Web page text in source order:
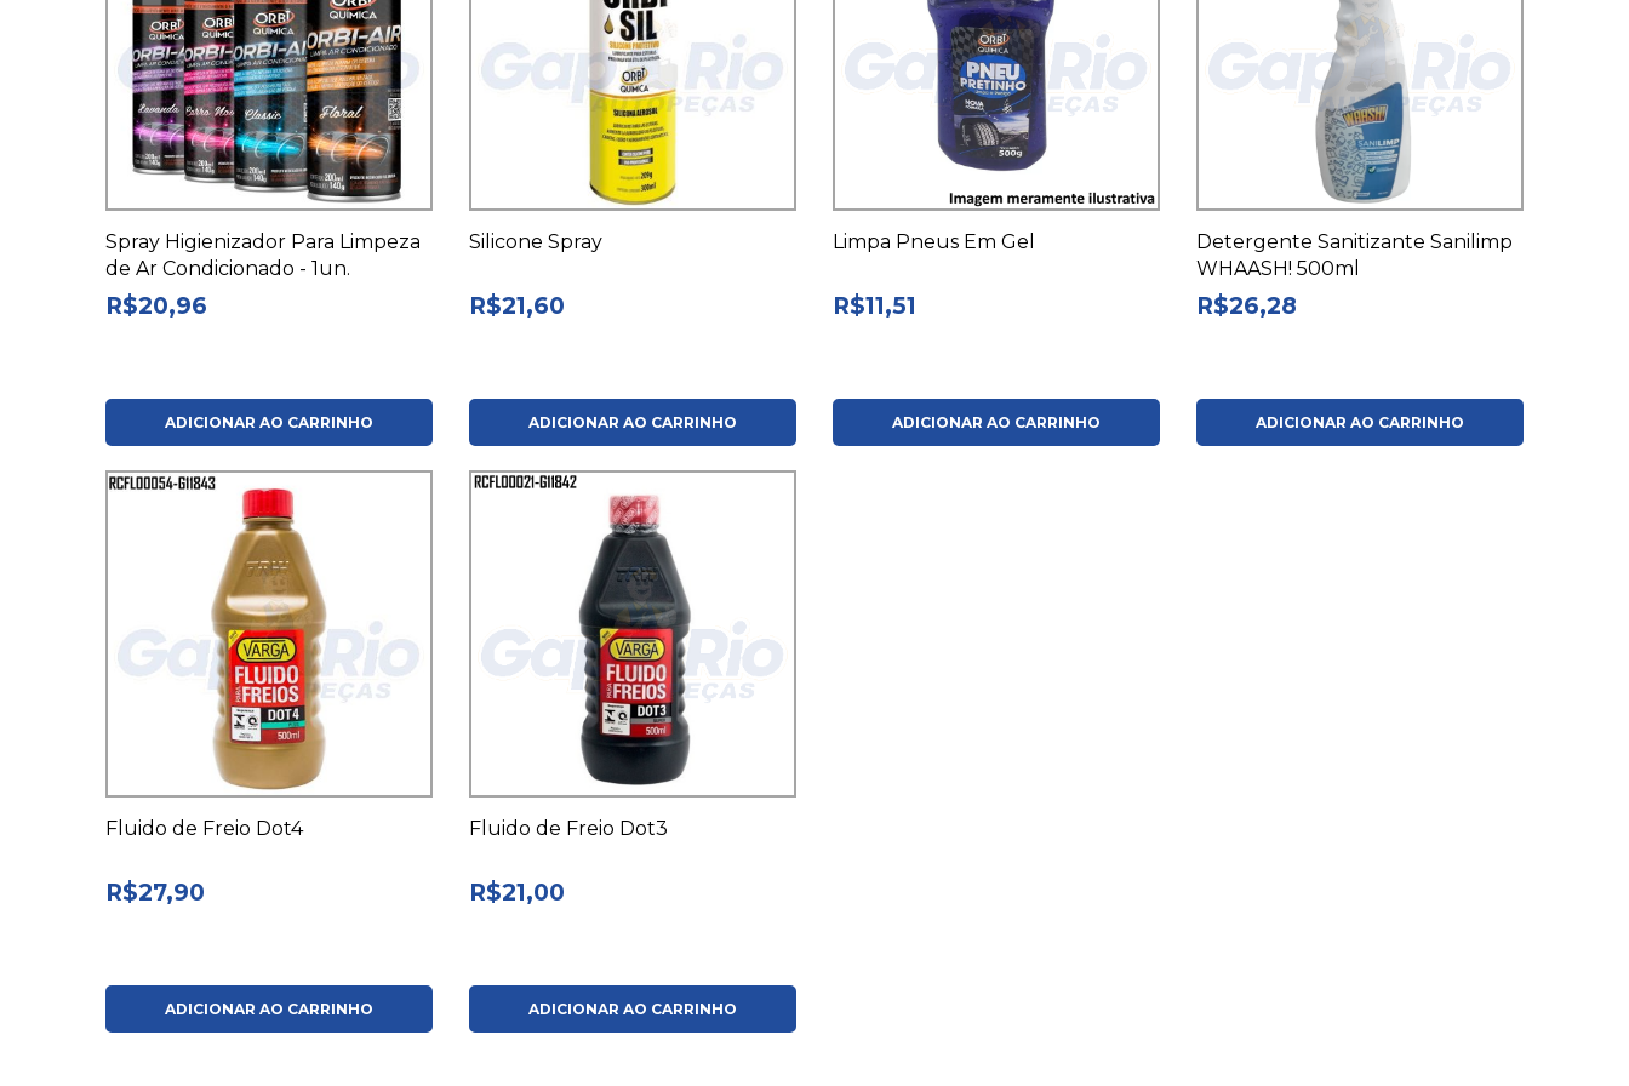
Spray Higienizador Para Limpeza
de Ar Condicionado - 1un.
R$20,96
ADICIONAR AO CARRINHO
Silicone Spray
R$21,60
ADICIONAR AO CARRINHO
Limpa Pneus Em Gel
R$11,51
ADICIONAR AO CARRINHO
Detergente Sanitizante Sanilimp
WHAASH! 500ml
R$26,28
ADICIONAR AO CARRINHO
Fluido de Freio Dot4
R$27,90
ADICIONAR AO CARRINHO
Fluido de Freio Dot3
R$21,00
ADICIONAR AO CARRINHO